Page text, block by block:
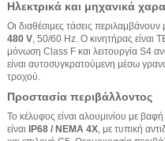
Ηλεκτρικά και μηχανικά
Οι διαθέσιμες τάσεις
480 V, 50/60 Hz. Ο κινητήρας είναι
μόνωση Class F και λειτουργία S4
είναι αυτοσυγκρατούμενη μέσω
τροχού.
Προστασία περιβάλλοντος
Το κέλυφος είναι αλουμινίου με
είναι IP68 / NEMA 4X , με τυπική